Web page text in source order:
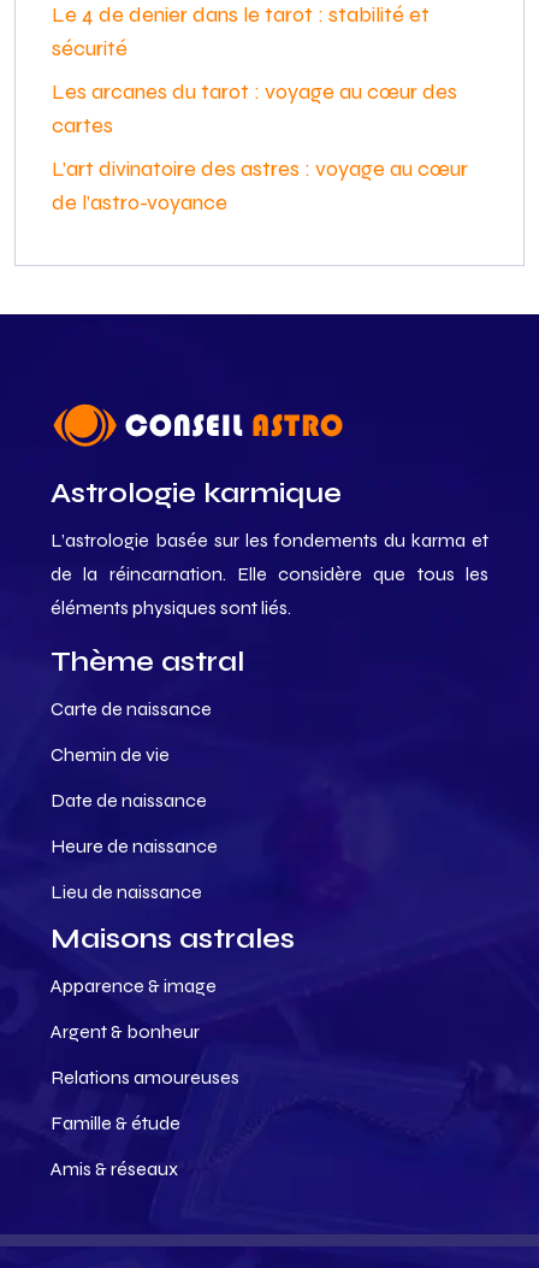
Le 4 de denier dans le tarot : stabilité et
sécurité
Les arcanes du tarot : voyage au cœur des
cartes
L’art divinatoire des astres : voyage au cœur
de l’astro-voyance
Astrologie karmique
L’astrologie basée sur les fondements du karma et
de la réincarnation. Elle considère que tous les
éléments physiques sont liés.
Thème astral
Carte de naissance
Chemin de vie
Date de naissance
Heure de naissance
Lieu de naissance
Maisons astrales
Apparence & image
Argent & bonheur
Relations amoureuses
Famille & étude
Amis & réseaux